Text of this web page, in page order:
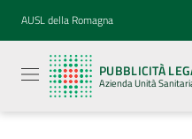
Vai al contenuto
Vai alla navigazione
Vai al footer
AUSL della Romagna
PUBBLICITÀ
Azienda Unità
legale
Azienda
Unità
Locale della